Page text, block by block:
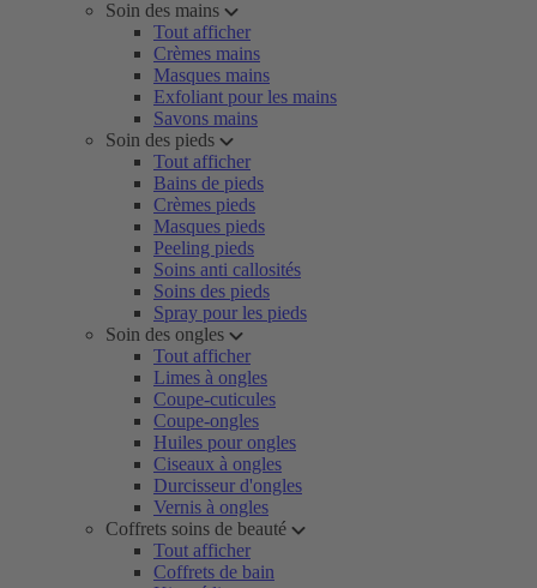
Soin des mains
Tout afficher
Crèmes mains
Masques mains
Exfoliant pour les mains
Savons mains
Soin des pieds
Tout afficher
Bains de pieds
Crèmes pieds
Masques pieds
Peeling pieds
Soins anti callosités
Soins des pieds
Spray pour les pieds
Soin des ongles
Tout afficher
Limes à ongles
Coupe-cuticules
Coupe-ongles
Huiles pour ongles
Ciseaux à ongles
Durcisseur d'ongles
Vernis à ongles
Coffrets soins de beauté
Tout afficher
Coffrets de bain